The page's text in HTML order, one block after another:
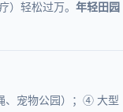
）轻松过万。 年轻田园
、宠物公园）；④ 大型